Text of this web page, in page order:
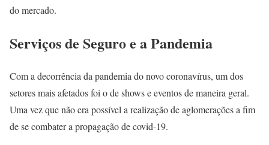
do mercado.
Serviços de Seguro e a Pandemia
Com a decorrência da pandemia do novo coronavírus, um dos
setores mais afetados foi o de shows e eventos de maneira geral.
Uma vez que não era possível a realização de aglomerações a fim
de se combater a propagação de covid-19.